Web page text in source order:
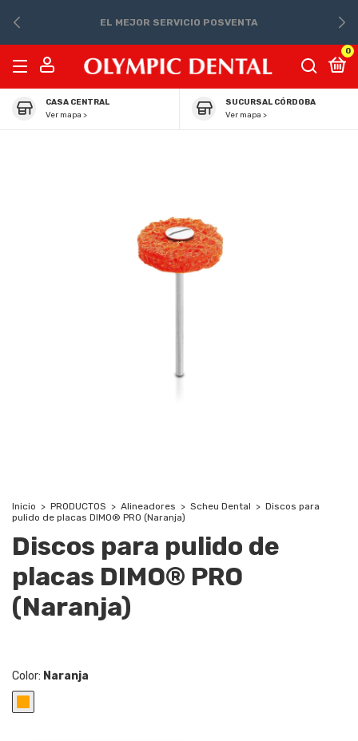
EL MEJOR SERVICIO POSVENTA
0
CASA CENTRAL
Ver mapa >
SUCURSAL CÓRDOBA
Ver mapa >
Inicio > PRODUCTOS > Alineadores > Scheu Dental > Discos para
pulido de placas DIMO® PRO (Naranja)
Discos para pulido de
placas DIMO® PRO
(Naranja)
Color: Naranja